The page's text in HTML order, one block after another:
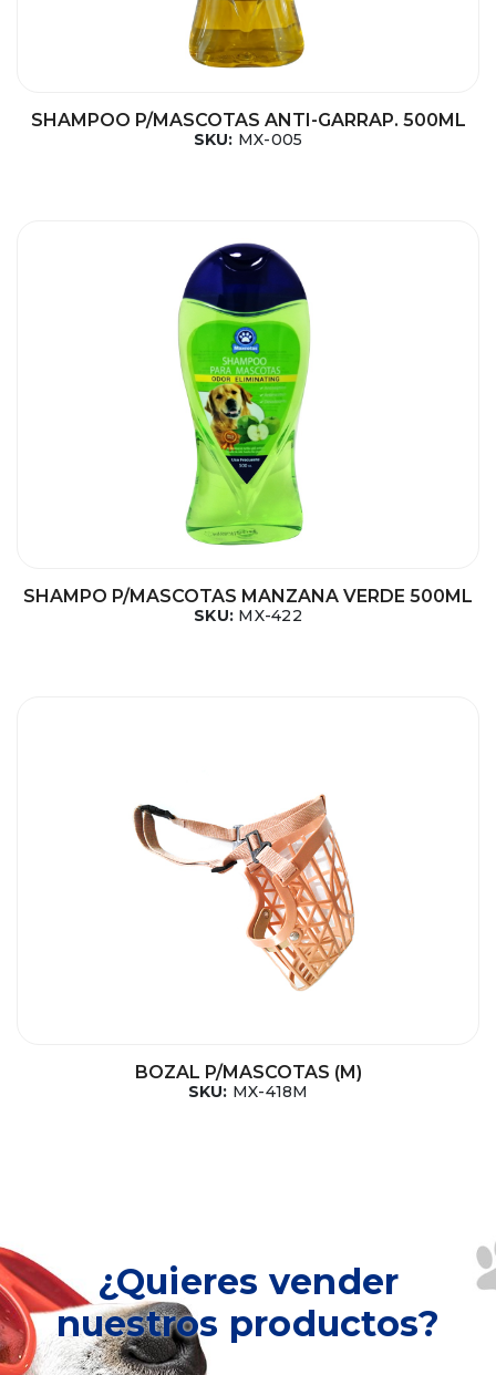
SHAMPOO P/MASCOTAS ANTI-GARRAP. 500ML
SKU: MX-005
SHAMPO P/MASCOTAS MANZANA VERDE 500ML
SKU: MX-422
BOZAL P/MASCOTAS (M)
SKU: MX-418M
¿Quieres vender
nuestros productos?